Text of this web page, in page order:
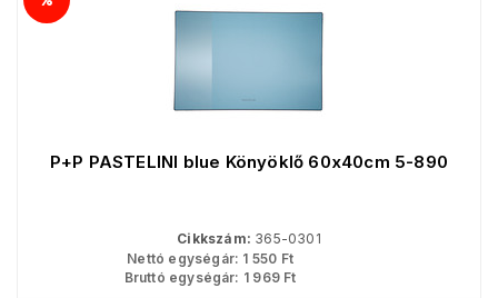
P+P PASTELINI blue Könyöklő 60x40cm 5-890
Cikkszám: 365-0301
Nettó egységár: 1 550 Ft
Bruttó egységár: 1 969Ft